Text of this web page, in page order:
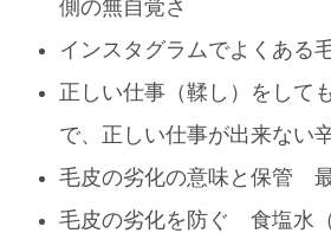
側の無自覚さ
インスタグラムでよくある
正しい仕事（鞣し）をして
で、正しい仕事が出来ない
毛皮の劣化の意味と保管
毛皮の劣化を防ぐ 食塩水